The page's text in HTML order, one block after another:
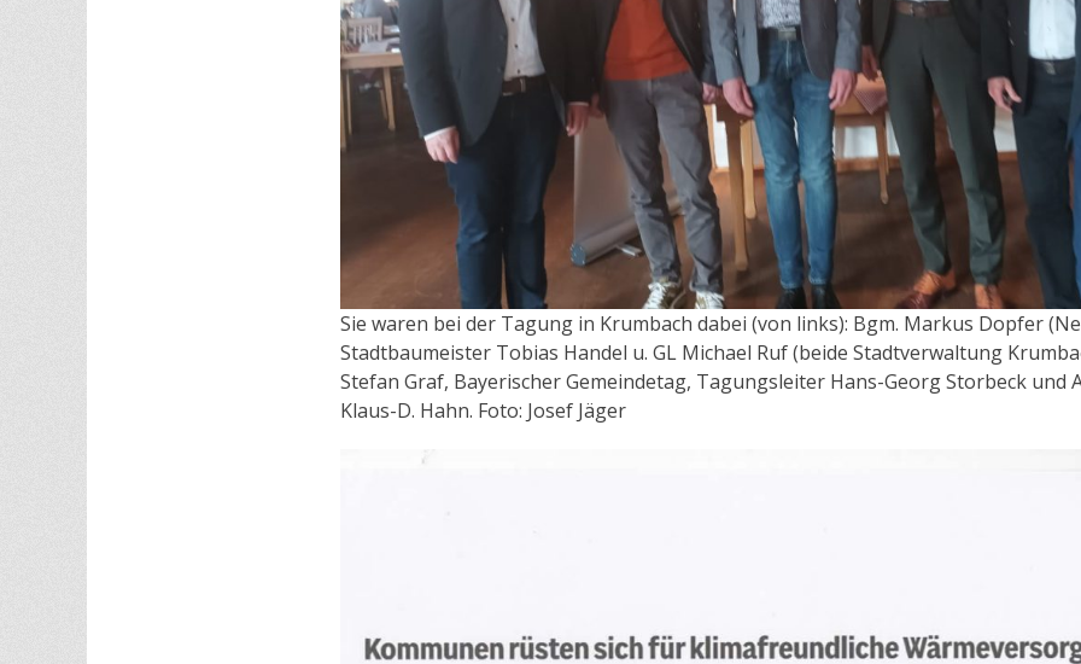
Sie waren bei der Tagung in Krumbach dabei (von links): Bgm. Markus Dopfer
Stadtbaumeister Tobias Handel u. GL Michael Ruf (beide Stadtverwaltung
Stefan Graf, Bayerischer Gemeindetag, Tagungsleiter Hans-Georg Storbeck und
Klaus-D. Hahn. Foto: Josef Jäger